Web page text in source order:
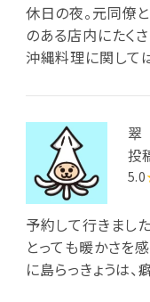
休日の夜。元同僚
のある店内にたく
沖縄料理に関して
見ないような泡盛
そばまでたどり着
思います。ごちそう
翠
投
5.0
予約して行きまし
とっても暖かさを
に島らっきょうは